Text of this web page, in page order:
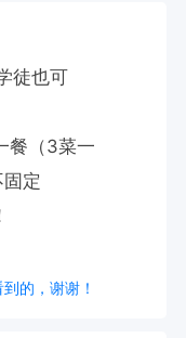
徒也可
餐（3菜一
定
到的，谢谢！